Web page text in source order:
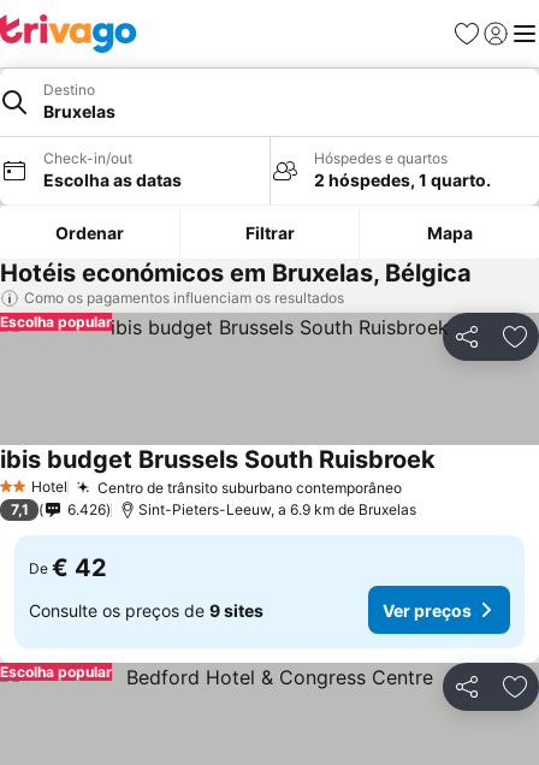
Favoritos
Iniciar
Destino
Bruxelas
Check-in/out
Escolha as datas
Hóspedes e quartos
2 hóspedes, 1 quarto.
Ordenar Filtrar Mapa
Hotéis económicos em Bruxelas, Bélgica
Como os pagamentos influenciam os resultados
Partilhar
Escolha popular
2 Estrelas
Hotel Centro de trânsito suburbano contemporâneo
ibis budget Brussels South Ruisbroek
7,1 6.426 Sint-Pieters-Leeuw, a 6.9 km de Bruxelas
De € 42
Consulte os preços de 9 sites Ver preços
Partilhar
Escolha popular